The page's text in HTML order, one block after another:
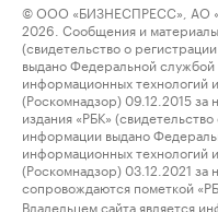
© ООО «БИЗНЕСПРЕСС», АО
2026. Сообщения и
(свидетельство о
выдано Федеральной службой
информационных технологий
(Роскомнадзор) 09.12.2015
издания «РБК»
информации выдано
информационных технологий
(Роскомнадзор) 03.12.2021
сопровождаются пометкой
Владельцем сайта является